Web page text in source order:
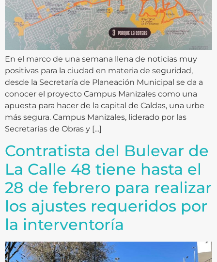
En el marco de una semana llena de noticias muy
positivas para la ciudad en materia de seguridad,
desde la Secretaría de Planeación Municipal se da a
conocer el proyecto Campus Manizales como una
apuesta para hacer de la capital de Caldas, una urbe
más segura. Campus Manizales, liderado por las
Secretarías de Obras y […]
Contratista del Bulevar de
La Calle 48 tiene hasta el
28 de febrero para realizar
los ajustes requeridos por
la interventoría